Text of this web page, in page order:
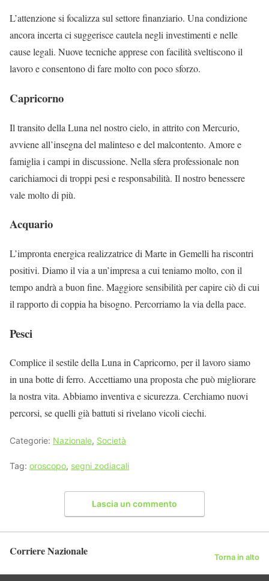
L’attenzione si focalizza sul settore finanziario. Una condizione
ancora incerta ci suggerisce cautela negli investimenti e nelle
cause legali. Nuove tecniche apprese con facilità sveltiscono il
lavoro e consentono di fare molto con poco sforzo.
Capricorno
Il transito della Luna nel nostro cielo, in attrito con Mercurio,
avviene all’insegna del malinteso e del malcontento. Amore e
famiglia i campi in discussione. Nella sfera professionale non
carichiamoci di troppi pesi e responsabilità. Il nostro benessere
vale molto di più.
Acquario
L’impronta energica realizzatrice di Marte in Gemelli ha riscontri
positivi. Diamo il via a un’impresa a cui teniamo molto, con il
tempo andrà a buon fine. Maggiore sensibilità per capire ciò di cui
il rapporto di coppia ha bisogno. Percorriamo la via della pace.
Pesci
Complice il sestile della Luna in Capricorno, per il lavoro siamo
in una botte di ferro. Accettiamo una proposta che può migliorare
la nostra vita. Abbiamo inventiva e sicurezza. Cerchiamo nuovi
percorsi, se quelli già battuti si rivelano vicoli ciechi.
Categorie: Nazionale, Società
Tag: oroscopo, segni zodiacali
Lascia un commento
Corriere Nazionale Torna in alto